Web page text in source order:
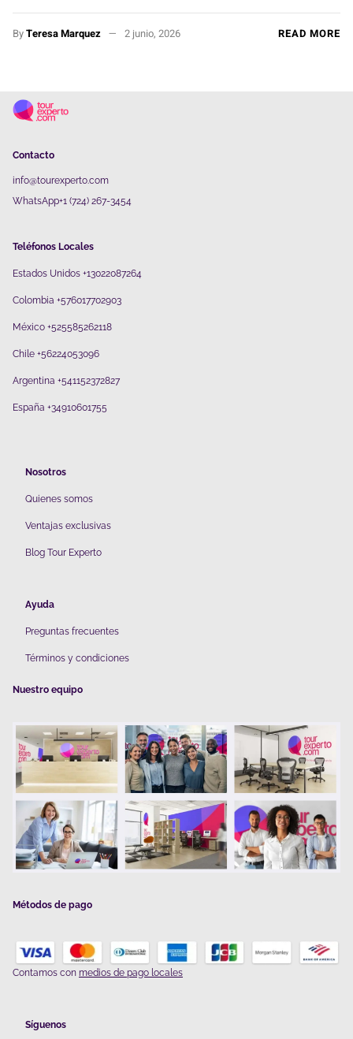
ByTeresa Marquez 2 junio, 2026 READ MORE
Contacto
info@tourexperto.com
WhatsApp+1 (724) 267-3454
Teléfonos Locales
Estados Unidos +13022087264
Colombia +576017702903
México +525585262118
Chile +56224053096
Argentina +541152372827
España +34910601755
Nosotros
Quienes somos
Ventajas exclusivas
Blog Tour Experto
Ayuda
Preguntas frecuentes
Términos y condiciones
Nuestro equipo
Métodos de pago
Contamos con medios de pago locales
Síguenos